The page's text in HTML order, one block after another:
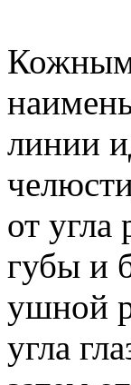
линии
от угла
губы и
ушной
угла